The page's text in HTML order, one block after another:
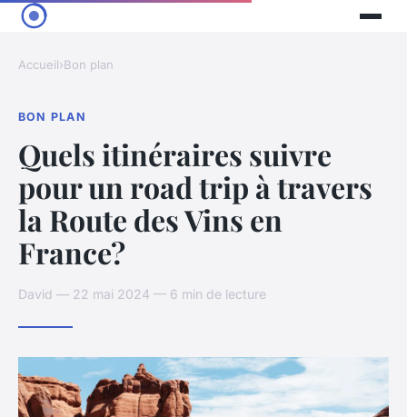
Accueil›Bon plan
BON PLAN
Quels itinéraires suivre
pour un road trip à travers
la Route des Vins en
France?
David — 22 mai 2024 — 6 min de lecture